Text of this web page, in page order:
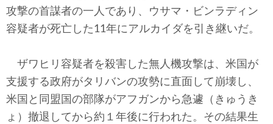
攻撃の首謀者の一人であり、ウサマ・ビンラディン
容疑者が死亡した11年にアルカイダを引き継いだ。
ザワヒリ容疑者を殺害した無人機攻撃は、米国が
支援する政府がタリバンの攻勢に直面して崩壊し、
米国と同盟国の部隊がアフガンから急遽（きゅうき
ょ）撤退してから約１年後に行われた。その結果生